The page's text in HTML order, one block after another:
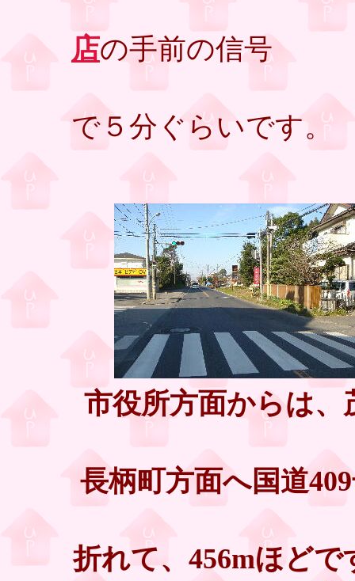
店の手前の信号
で５分ぐらいです。
市役所方面からは、
長柄町方面へ国道
折れて、456mほどで